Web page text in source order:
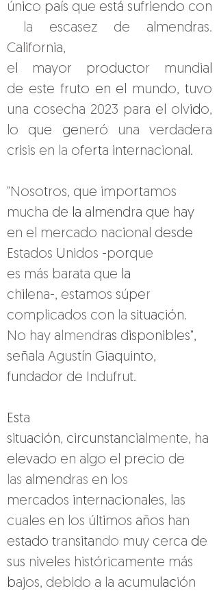
único país que está sufriendo con
la escasez de almendras.
California,
el mayor productor mundia
de este fruto en el mundo, tuvo
una cosecha 2023 para el olvido,
lo que generó una verdadera
crisis en la oferta internacional.
"Nosotros, que importamos
mucha de la almendra que hay
en el mercado nacional desde
Estados U nidos -porque
es más barata que la
chilena-, estamos súper
complicados con la situación.
No hay almendras disponibles",
señala Agustín Giaquinto,
fundador de Indufrut.
Esta
situación, circunstancialmente, ha
elevado en algo el precio de
las almendras en los
mercados internacionales, las
cuales en los últimos años han
estado transitando muy cerca de
sus niveles históricamente más
bajos, debido a la acumulación